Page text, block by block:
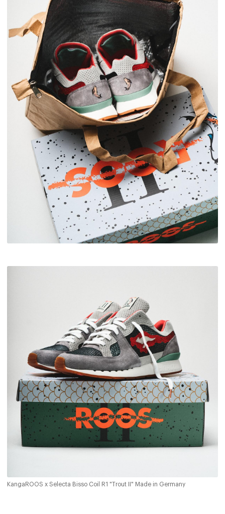
KangaROOS x Selecta Bisso Coil R1 "Trout II" Made in Germany